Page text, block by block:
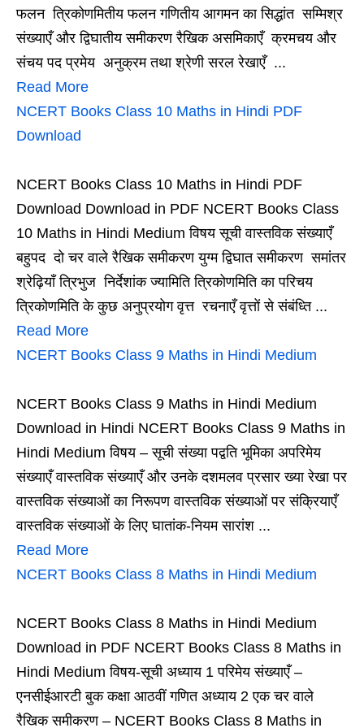
फलन त्रिकोणमितीय फलन गणितीय आगमन का सिद्धांत सम्मिश्र
संख्याएँ और द्विघातीय समीकरण रैखिक असमिकाएँ क्रमचय और
संचय पद प्रमेय अनुक्रम तथा श्रेणी सरल रेखाएँ ...
Read More
NCERT Books Class 10 Maths in Hindi PDF
Download
NCERT Books Class 10 Maths in Hindi PDF
Download Download in PDF NCERT Books Class
10 Maths in Hindi Medium विषय सूची वास्तविक संख्याएँ
बहुपद दो चर वाले रैखिक समीकरण युग्म द्विघात समीकरण समांतर
श्रेढ़ियाँ त्रिभुज निर्देशांक ज्यामिति त्रिकोणमिति का परिचय
त्रिकोणमिति के कुछ अनुप्रयोग वृत्त रचनाएँ वृत्तों से संबंध्ति ...
Read More
NCERT Books Class 9 Maths in Hindi Medium
NCERT Books Class 9 Maths in Hindi Medium
Download in Hindi NCERT Books Class 9 Maths in
Hindi Medium विषय – सूची संख्या पद्वति भूमिका अपरिमेय
संख्याएँ वास्तविक संख्याएँ और उनके दशमलव प्रसार ख्या रेखा पर
वास्तविक संख्याओं का निरूपण वास्तविक संख्याओं पर संक्रियाएँ
वास्तविक संख्याओं के लिए घातांक-नियम सारांश ...
Read More
NCERT Books Class 8 Maths in Hindi Medium
NCERT Books Class 8 Maths in Hindi Medium
Download in PDF NCERT Books Class 8 Maths in
Hindi Medium विषय-सूची अध्याय 1 परिमेय संख्याएँ –
एनसीईआरटी बुक कक्षा आठवीं गणित अध्याय 2 एक चर वाले
रैखिक समीकरण – NCERT Books Class 8 Maths in